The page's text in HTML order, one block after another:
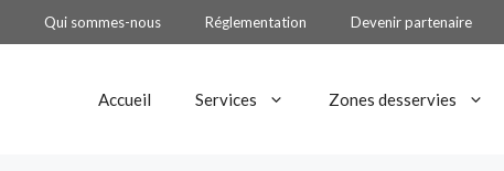
Qui sommes-nous Réglementation Devenir partenaire
Accueil Services Zones desservies